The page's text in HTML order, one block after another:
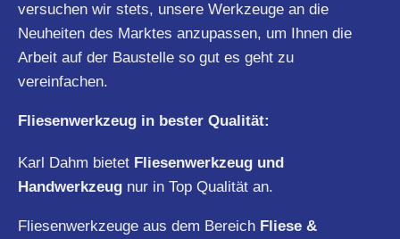
versuchen wir stets, unsere Werkzeuge an die
Neuheiten des Marktes anzupassen, um Ihnen die
Arbeit auf der Baustelle so gut es geht zu
vereinfachen.
Fliesenwerkzeug in bester Qualität:
Karl Dahm bietet Fliesenwerkzeug und
Handwerkzeug nur in Top Qualität an.
Fliesenwerkzeuge aus dem Bereich Fliese &